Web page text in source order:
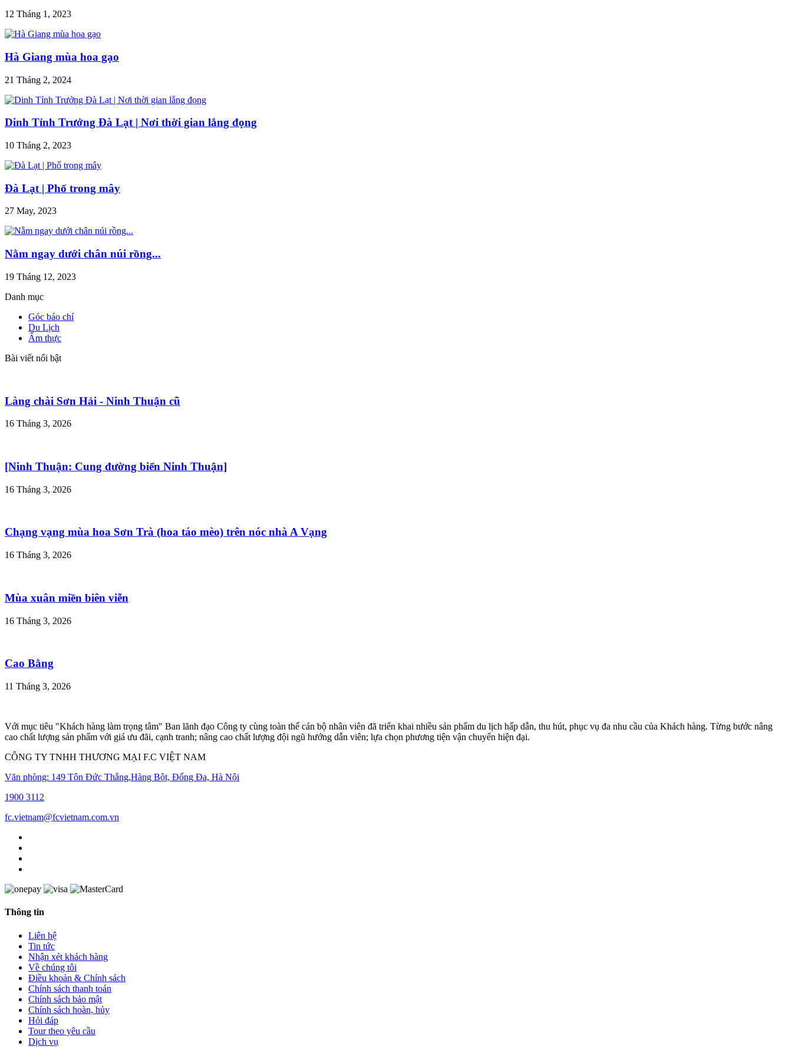
12 Tháng 1, 2023
Hà Giang mùa hoa gạo
21 Tháng 2, 2024
Dinh Tỉnh Trưởng Đà Lạt | Nơi thời gian lắng đọng
10 Tháng 2, 2023
Đà Lạt | Phố trong mây
27 May, 2023
Nằm ngay dưới chân núi rồng...
19 Tháng 12, 2023
Danh mục
Góc báo chí
Du Lịch
Ẩm thực
Bài viết nổi bật
Làng chài Sơn Hải - Ninh Thuận cũ
16 Tháng 3, 2026
[Ninh Thuận: Cung đường biển Ninh Thuận]
16 Tháng 3, 2026
Chạng vạng mùa hoa Sơn Trà (hoa táo mèo) trên nóc nhà A Vạng
16 Tháng 3, 2026
Mùa xuân miền biên viễn
16 Tháng 3, 2026
Cao Bằng
11 Tháng 3, 2026
Với mục tiêu "Khách hàng làm trọng tâm" Ban lãnh đạo Công ty cùng toàn thể cán bộ nhân viên đã triển khai nhiều sản phẩm du lịch hấp dẫn, thu hút, phục vụ đa nhu cầu của Khách hàng. Từng bước nâng
cao chất lượng sản phẩm với giá ưu đãi, cạnh tranh; nâng cao chất lượng đội ngũ hướng dẫn viên; lựa chọn phương tiện vận chuyển hiện đại.
CÔNG TY TNHH THƯƠNG MẠI F.C VIỆT NAM
Văn phòng: 149 Tôn Đức Thắng,Hàng Bột, Đống Đa, Hà Nội
1900 3112
fc.vietnam@fcvietnam.com.vn
Thông tin
Liên hệ
Tin tức
Nhận xét khách hàng
Về chúng tôi
Điều khoản & Chính sách
Chính sách thanh toán
Chính sách bảo mật
Chính sách hoàn, hủy
Hỏi đáp
Tour theo yêu cầu
Dịch vụ